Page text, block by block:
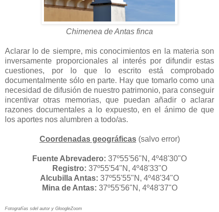
Chimenea de Antas finca
Aclarar lo de siempre, mis conocimientos en la materia son
inversamente proporcionales al interés por difundir estas
cuestiones, por lo que lo escrito está comprobado
documentalmente sólo en parte. Hay que tomarlo como una
necesidad de difusión de nuestro patrimonio, para conseguir
incentivar otras memorias, que puedan añadir o aclarar
razones documentales a lo expuesto, en el ánimo de que
los aportes nos alumbren a todo/as.
Coordenadas geográficas(salvo error)
Fuente Abrevadero: 37º55'56"N, 4º48'30"O
Registro: 37º55'54"N, 4º48'33"O
Alcubilla Antas: 37º55'55"N, 4º48'34"O
Mina de Antas: 37º55'56"N, 4º48'37"O
Fotografías sdel autor y GloogleZoom